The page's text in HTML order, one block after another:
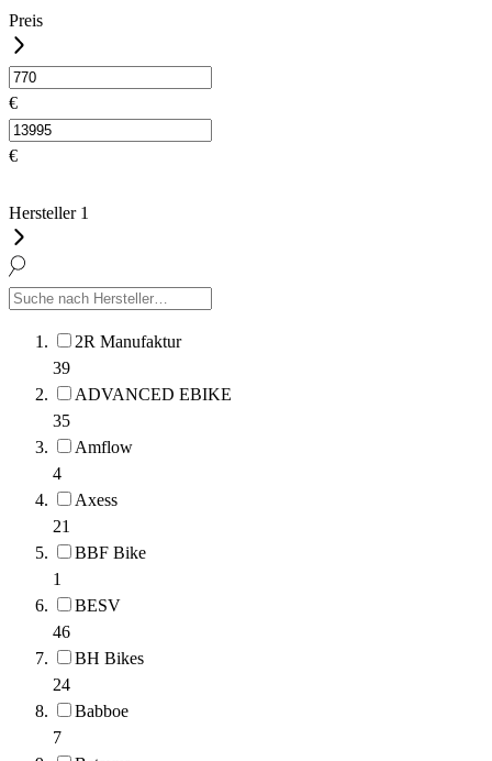
Preis
€
€
Hersteller 1
2R Manufaktur
39
ADVANCED EBIKE
35
Amflow
4
Axess
21
BBF Bike
1
BESV
46
BH Bikes
24
Babboe
7